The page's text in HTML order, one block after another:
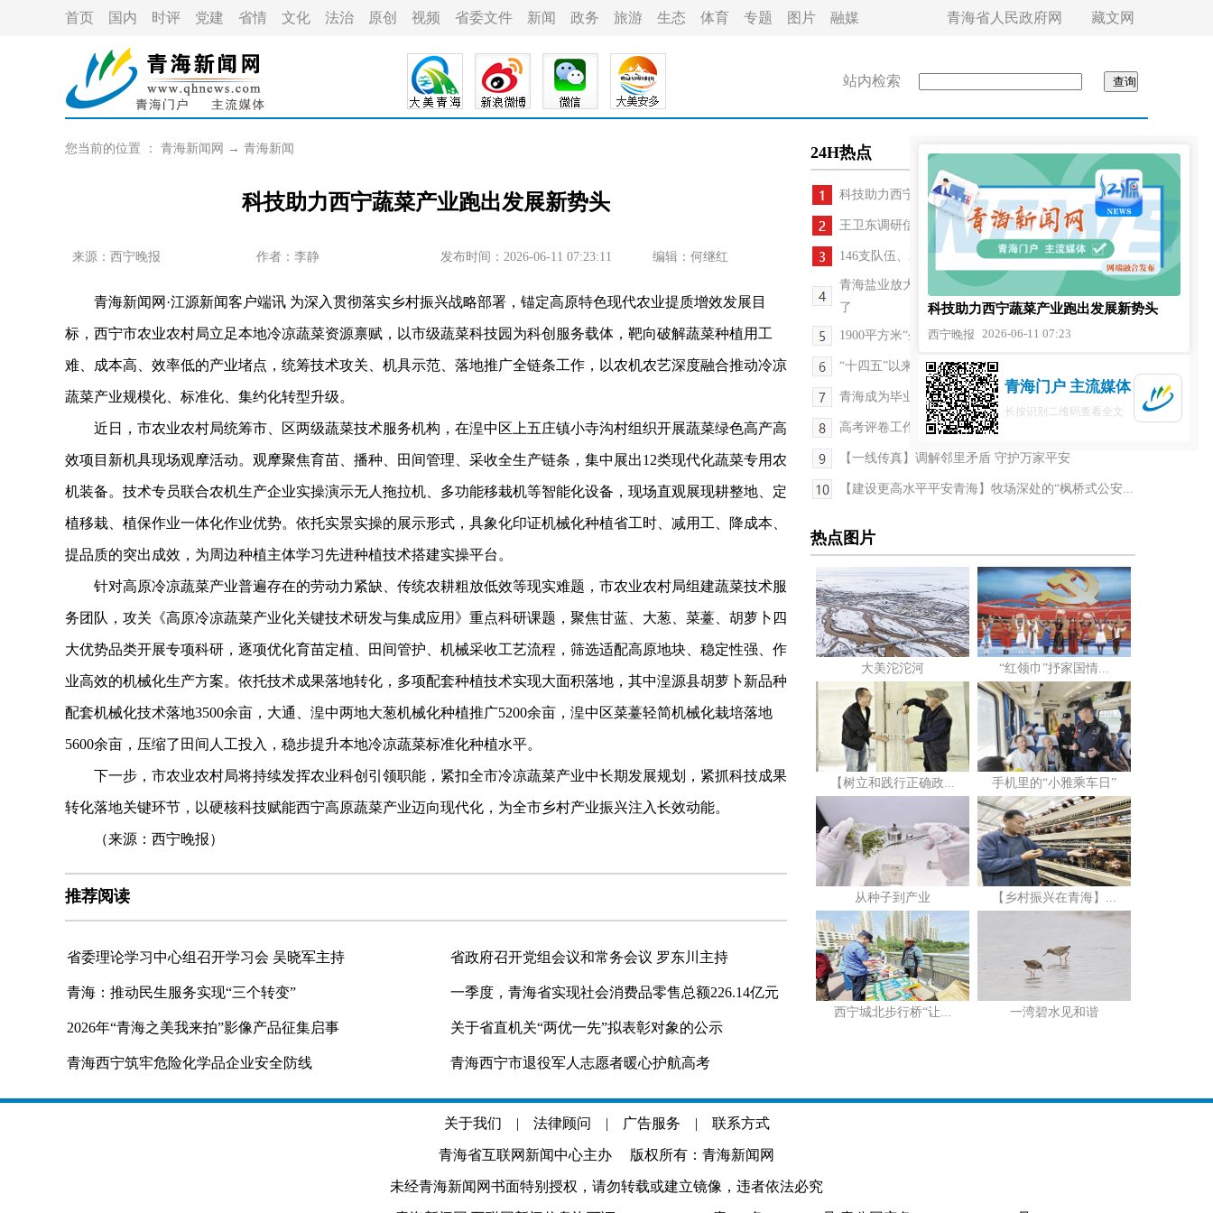
首页 国内 时评 党建 省情 文化 法治 原创 视频 省委文件 新闻 政务 旅游 生态 体育 专题 图片 融媒 青海省人民政府网 藏文网
站内检索
您当前的位置 ： 青海新闻网 → 青海新闻
科技助力西宁蔬菜产业跑出发展新势头
来源：西宁晚报 作者： 李静 发布时间：2026-06-11 07:23:11 编辑：何继红
青海新闻网·江源新闻客户端讯 为深入贯彻落实乡村振兴战略部署，锚定高原特色现代农业提质增效发展目
标，西宁市农业农村局立足本地冷凉蔬菜资源禀赋，以市级蔬菜科技园为科创服务载体，靶向破解蔬菜种植用工
难、成本高、效率低的产业堵点，统筹技术攻关、机具示范、落地推广全链条工作，以农机农艺深度融合推动冷凉
蔬菜产业规模化、标准化、集约化转型升级。
近日，市农业农村局统筹市、区两级蔬菜技术服务机构，在湟中区上五庄镇小寺沟村组织开展蔬菜绿色高产高
效项目新机具现场观摩活动。观摩聚焦育苗、播种、田间管理、采收全生产链条，集中展出12类现代化蔬菜专用农
机装备。技术专员联合农机生产企业实操演示无人拖拉机、多功能移栽机等智能化设备，现场直观展现耕整地、定
植移栽、植保作业一体化作业优势。依托实景实操的展示形式，具象化印证机械化种植省工时、减用工、降成本、
提品质的突出成效，为周边种植主体学习先进种植技术搭建实操平台。
针对高原冷凉蔬菜产业普遍存在的劳动力紧缺、传统农耕粗放低效等现实难题，市农业农村局组建蔬菜技术服
务团队，攻关《高原冷凉蔬菜产业化关键技术研发与集成应用》重点科研课题，聚焦甘蓝、大葱、菜薹、胡萝卜四
大优势品类开展专项科研，逐项优化育苗定植、田间管护、机械采收工艺流程，筛选适配高原地块、稳定性强、作
业高效的机械化生产方案。依托技术成果落地转化，多项配套种植技术实现大面积落地，其中湟源县胡萝卜新品种
配套机械化技术落地3500余亩，大通、湟中两地大葱机械化种植推广5200余亩，湟中区菜薹轻简机械化栽培落地
5600余亩，压缩了田间人工投入，稳步提升本地冷凉蔬菜标准化种植水平。
下一步，市农业农村局将持续发挥农业科创引领职能，紧扣全市冷凉蔬菜产业中长期发展规划，紧抓科技成果
转化落地关键环节，以硬核科技赋能西宁高原蔬菜产业迈向现代化，为全市乡村产业振兴注入长效动能。
（来源：西宁晚报）
推荐阅读
省委理论学习中心组召开学习会 吴晓军主持 省政府召开党组会议和常务会议 罗东川主持
青海：推动民生服务实现“三个转变” 一季度，青海省实现社会消费品零售总额226.14亿元
2026年“青海之美我来拍”影像产品征集启事 关于省直机关“两优一先”拟表彰对象的公示
青海西宁筑牢危险化学品企业安全防线 青海西宁市退役军人志愿者暖心护航高考
24H热点
科技助力西宁蔬菜产业跑出发展新势头
王卫东调研信访工作并开展接访下访时强调 以树立和...
146支队伍、2568人报名参加“青海国寿杯”群众舞蹈...
青海盐业放大招 去茶卡盐湖 可能买一袋盐的价格就够
了
1900平方米“生命树”绽放上海 “大美青海·生态品...
“十四五”以来 青海累计开行597列国际班列
青海成为毕业旅行热门目的地 多元体验点亮青春旅程
高考评卷工作今日启动 6月25日左右公布考生成绩
【一线传真】调解邻里矛盾 守护万家平安
【建设更高水平平安青海】牧场深处的“枫桥式公安...
热点图片
大美沱沱河 “红领巾”抒家国情...
【树立和践行正确政... 手机里的“小雅乘车日”
从种子到产业 【乡村振兴在青海】...
西宁城北步行桥“让... 一湾碧水见和谐
关于我们 | 法律顾问 | 广告服务 | 联系方式
青海省互联网新闻中心主办 版权所有：青海新闻网
未经青海新闻网书面特别授权，请勿转载或建立镜像，违者依法必究
科技助力西宁蔬菜产业跑出发展新势头
西宁晚报 2026-06-11 07:23
青海门户 主流媒体
长按识别二维码查看全文